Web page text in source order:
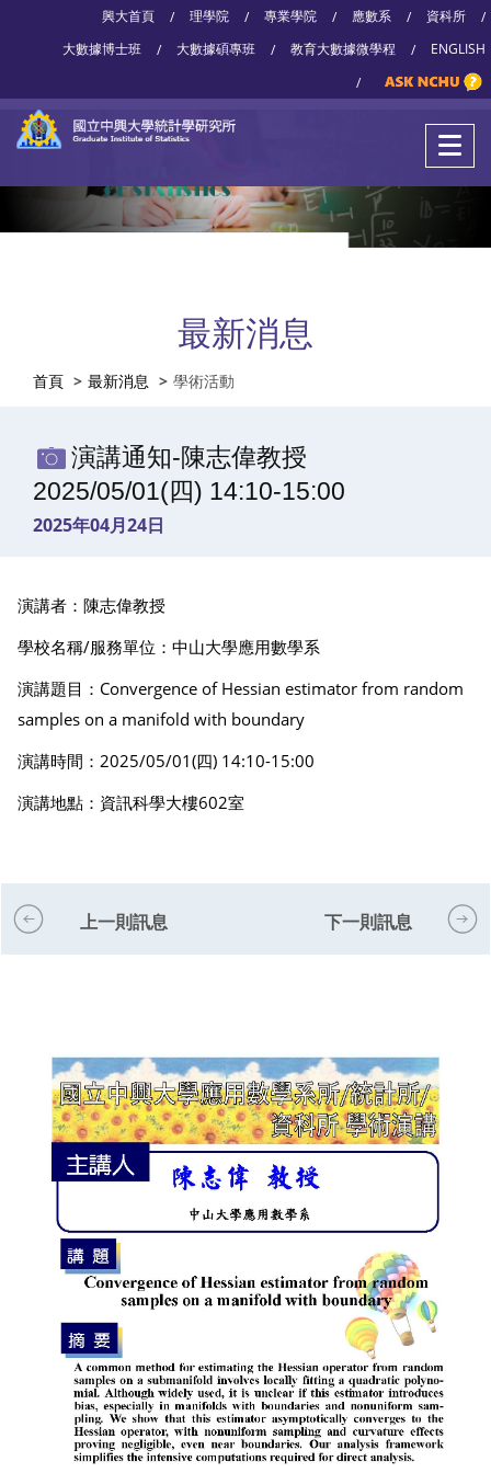
興大首頁 / 理學院 / 專業學院 / 應數系 / 資科所
/
大數據博士班
/ 大數據碩專班 / 教育大數據微學程 /
ENGLISH
/
最新消息
首頁 最新消息 學術活動
演講通知-陳志偉教授
2025/05/01(四) 14:10-15:00
2025年04月24日
演講者：陳志偉教授
學校名稱/服務單位：中山大學應用數學系
演講題目：Convergence of Hessian estimator from random
samples on a manifold with boundary
演講時間：2025/05/01(四) 14:10-15:00
演講地點：資訊科學大樓602室
上一則訊息 下一則訊息